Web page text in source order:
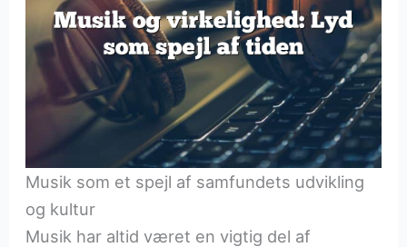
Musik som et spejl af samfundets udvikling
og kultur
Musik har altid været en vigtig del af